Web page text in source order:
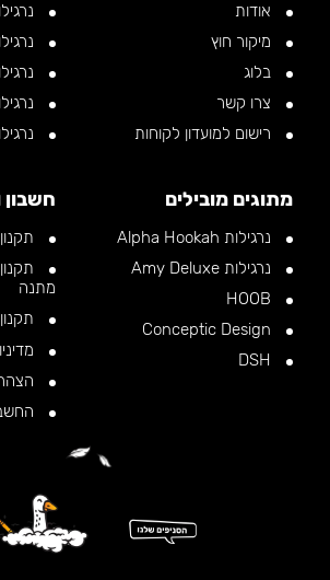
אודות
מיקור חוץ
בלוג
צרו קשר
רישום למועדון לקוחות
מתוגים מובילים
נרגילות Alpha Hookah
נרגילות Amy Deluxe
חשבון
מתנה